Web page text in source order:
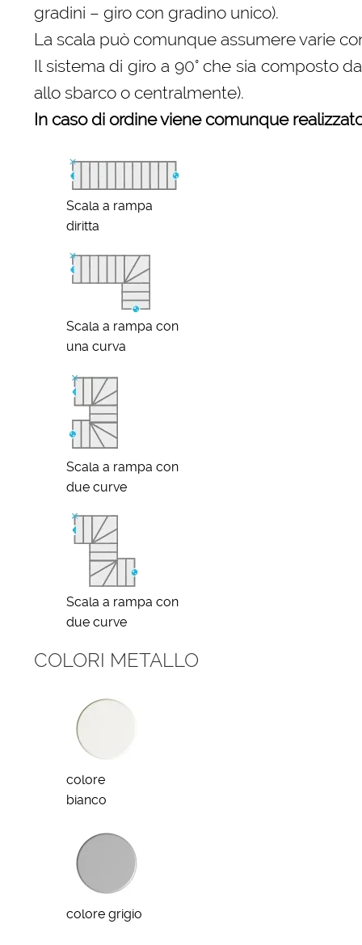
gradini – giro con gradino unico).
La scala può comunque assumere varie
Il sistema di giro a 90° che sia composto
allo sbarco o centralmente).
In caso di ordine viene comunque
Scala a rampa
diritta
Scala a rampa con
una curva
Scala a rampa con
due curve
Scala a rampa con
due curve
COLORI METALLO
colore
bianco
colore grigio